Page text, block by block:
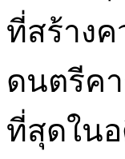
ที่สร้าง
ดนตรีค
ที่สุดใน